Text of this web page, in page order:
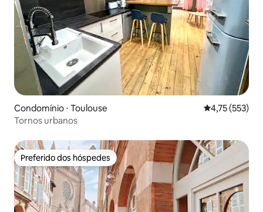
Condomínio ⋅ Toulouse 4,75 de uma
4,75 (553)
Tornos urbanos
Preferido dos hóspedes
Preferido dos hóspedes